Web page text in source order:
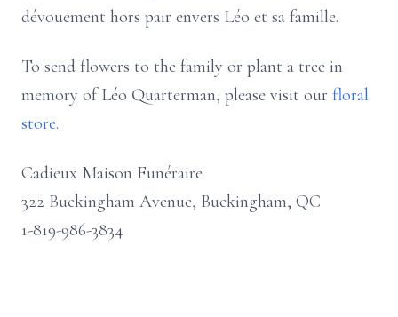
dévouement hors pair envers Léo et sa famille.
To send flowers to the family or plant a tree in
memory of Léo Quarterman, please visit our floral
store.
Cadieux Maison Funéraire
322 Buckingham Avenue, Buckingham, QC
1-819-986-3834